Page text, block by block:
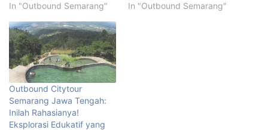
In "Outbound Semarang"
In "Outbound Semarang"
Outbound Citytour
Semarang Jawa Tengah:
Inilah Rahasianya!
Eksplorasi Edukatif yang